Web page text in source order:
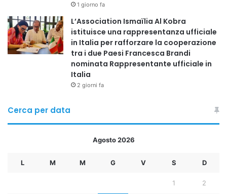
1 giorno fa
L’Association Ismaïlia Al Kobra
istituisce una rappresentanza ufficiale
in Italia per rafforzare la cooperazione
tra i due Paesi Francesca Brandi
nominata Rappresentante ufficiale in
Italia
2 giorni fa
Cerca per data
Agosto 2026
L M M G V S D
1 2